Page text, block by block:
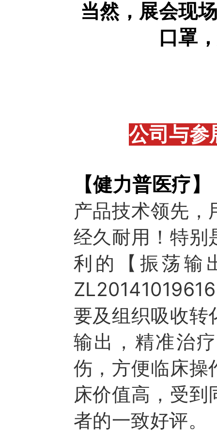
当然，展会现
口罩
公司与参
【健力普医疗】
产品技术领先，
经久耐用！特别
利的【振荡输
要及组织吸收转
输出，精准治
伤，方便临床操
床价值高，受
者的一致好评。